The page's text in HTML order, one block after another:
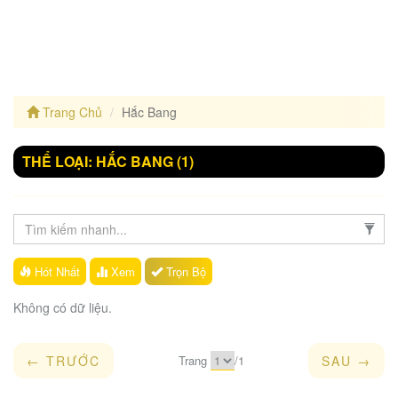
Trang Chủ Hắc Bang
THỂ LOẠI: HẮC BANG(1)
Hót Nhất Xem Trọn Bộ
Không có dữ liệu.
← TRƯỚC Trang /1 SAU →